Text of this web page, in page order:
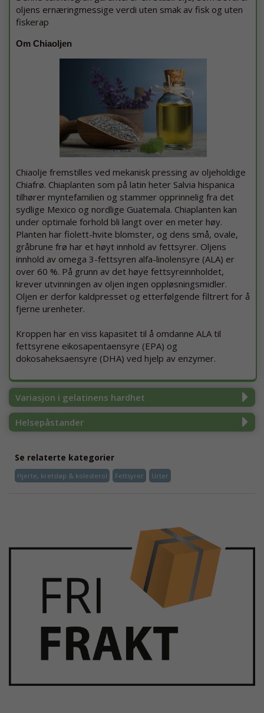
oljens ernæringmessige verdi uten smak av fisk og uten
fiskerap
Om Chiaoljen
Chiaolje fremstilles ved mekanisk pressing av oljeholdige
Chiafrø. Chiaplanten som på latin heter Salvia hispanica
tilhører myntefamilien og stammer opprinnelig fra det
sydlige Mexico og nordlige Guatemala. Chiaplanten kan
under optimale forhold bli langt over en meter høy.
Planten har fiolett-hvite blomster, og dens små, ovale,
gråbrune frø har et høyt innhold av fettsyrer. Oljens
innhold av omega 3-fettsyren alfa-linolensyre (ALA) er
over 60 %. På grunn av det høye fettsyreinnholdet,
krever utvinningen av oljen ingen oppløsningsmidler.
Oljen er derfor kaldpresset og etterfølgende filtrert for å
fjerne urenheter.
Kroppen har en viss kapasitet til å omdanne ALA til
fettsyrene eikosapentaensyre (EPA) og
dokosaheksaensyre (DHA) ved hjelp av enzymer.
Variasjon i gelatinens hardhet
Helsepåstander
Se relaterte kategorier
Hjerte, kretsløp & kolesterol Fettsyrer Urter